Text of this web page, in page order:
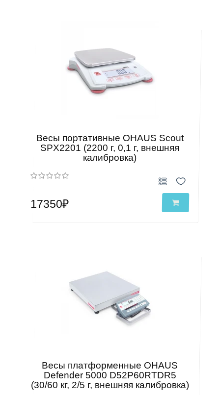
Весы портативные OHAUS Scout
SPX2201 (2200 г, 0,1 г, внешняя
калибровка)
17350₽
Весы платформенные OHAUS
Defender 5000 D52P60RTDR5
(30/60 кг, 2/5 г, внешняя калибровка)